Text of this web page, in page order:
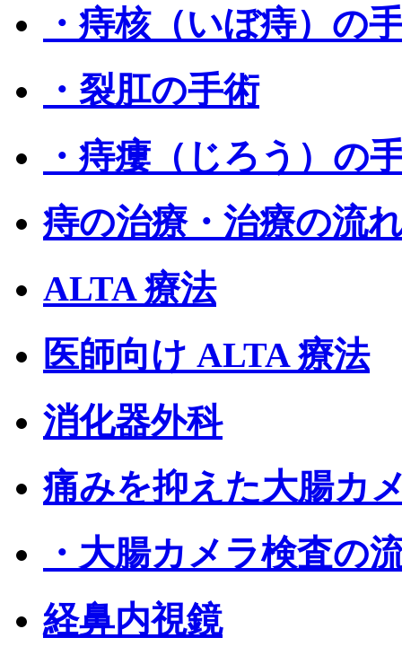
・痔核（いぼ痔）の
・裂肛の手術
・痔瘻（じろう）の
痔の治療・治療の流
ALTA 療法
医師向け ALTA 療法
消化器外科
痛みを抑えた大腸カ
・大腸カメラ検査の
経鼻内視鏡